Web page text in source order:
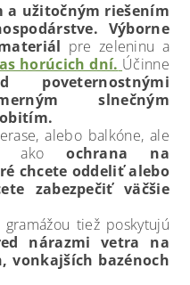
a užitočným riešením
Výborne
pre zeleninu a
horúcich dní. Účinne
poveternostnými
slnečným
alebo balkóne, ale
akoochrana na
chcete oddeliť alebo
zabezpečiť väčšie
tiež poskytujú
nárazmi vetra na
vonkajších bazénoch